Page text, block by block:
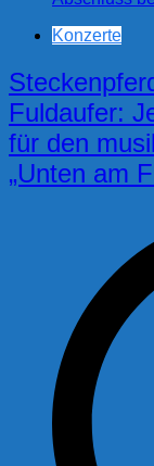
Konzerte
Fuldaufer:
für den
„Unten am